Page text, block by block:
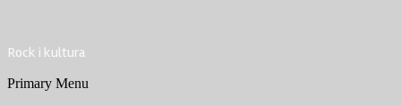
Rock i kultura
Primary Menu